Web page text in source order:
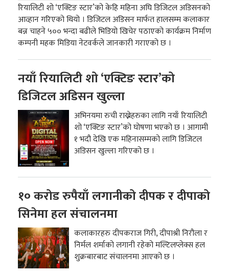
रियालिटी शो ‘एक्टिङ स्टार’को केहि महिना अघि डिजिटल अडिसनको
आव्हान गरिएको थियो । डिजिटल अडिसन मार्फत हालसम्म कलाकार
बन्न चाहने ५०० भन्दा बढीले भिडियो खिचेर पठाएको कार्यक्रम निर्माण
कम्पनी महक मिडिया नेटवर्कले जानकारी गराएको छ ।
नयाँ रियालिटी शो ‘एक्टिङ स्टार’को
डिजिटल अडिसन खुल्ला
अभिनयमा रुची राख्नेहरुका लागि नयाँ रियालिटी
शो ‘एक्टिङ स्टार’को घोषणा भएको छ । आगामी
१ भदौ देखि एक महिनासम्मको लागि डिजिटल
अडिसन खुल्ला गरिएको छ ।
१० करोड रुपैयाँ लगानीको दीपक र दीपाको
सिनेमा हल संचालनमा
कलाकारहरु दीपकराज गिरी, दीपाश्री निरौला र
निर्मल शर्माको लगानी रहेको मल्टिलप्लेक्स हल
शुक्रबारबाट संचालनमा आएको छ ।